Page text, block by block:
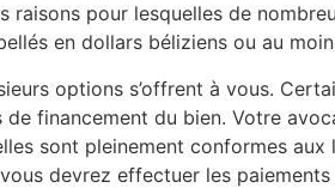
raisons pour lesquelles de
en dollars béliziens ou au
options s’offrent à vous.
financement du bien. Votre
sont pleinement conformes
devrez effectuer les